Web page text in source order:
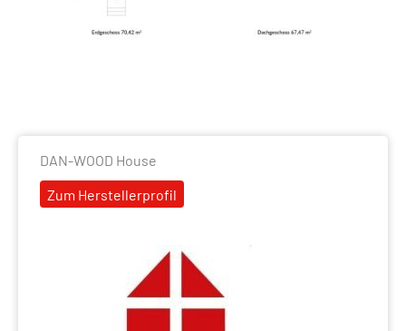
DAN-WOOD House
Zum Herstellerprofil